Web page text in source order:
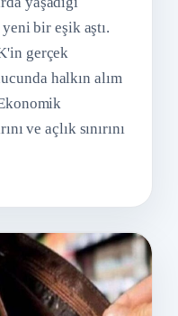
bir eşik aştı.
gerçek
halkın alım
ve açlık sınırını